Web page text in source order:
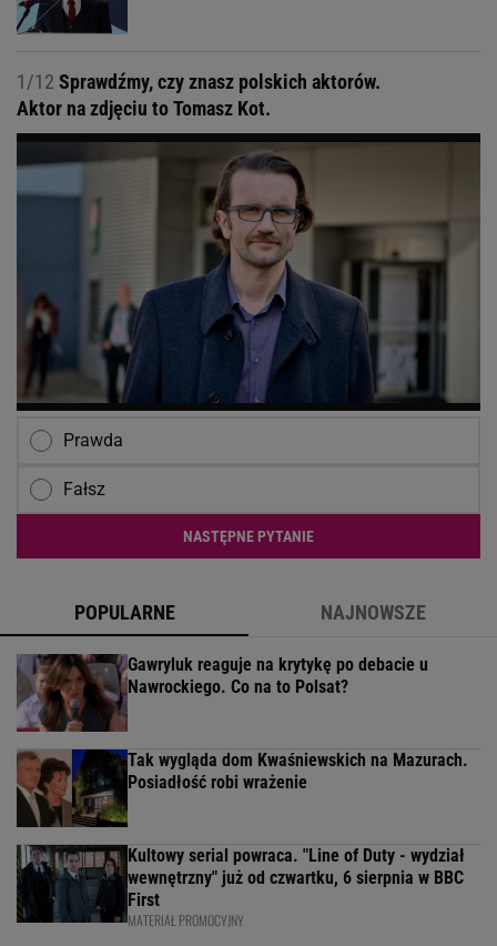
1/12 Sprawdźmy, czy znasz polskich aktorów.
Aktor na zdjęciu to Tomasz Kot.
Prawda
Fałsz
NASTĘPNE PYTANIE
POPULARNE NAJNOWSZE
Gawryluk reaguje na krytykę po debacie u
Nawrockiego. Co na to Polsat?
Tak wygląda dom Kwaśniewskich na Mazurach.
Posiadłość robi wrażenie
Kultowy serial powraca. "Line of Duty - wydział
wewnętrzny" już od czwartku, 6 sierpnia w BBC
First
MATERIAŁ PROMOCYJNY